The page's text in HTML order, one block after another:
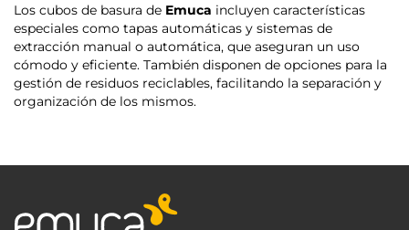
Los cubos de basura de Emuca incluyen características
especiales como tapas automáticas y sistemas de
extracción manual o automática, que aseguran un uso
cómodo y eficiente. También disponen de opciones para la
gestión de residuos reciclables, facilitando la separación y
organización de los mismos.